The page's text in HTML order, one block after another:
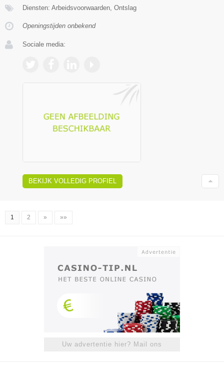
Diensten: Arbeidsvoorwaarden, Ontslag
Openingstijden onbekend
Sociale media:
BEKIJK VOLLEDIG PROFIEL
1 2 » »»
Uw advertentie hier? Mail ons